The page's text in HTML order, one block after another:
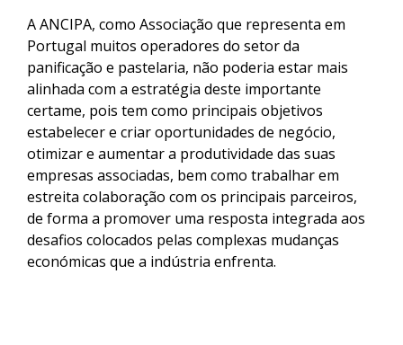
A ANCIPA, como Associação que representa em
Portugal muitos operadores do setor da
panificação e pastelaria, não poderia estar mais
alinhada com a estratégia deste importante
certame, pois tem como principais objetivos
estabelecer e criar oportunidades de negócio,
otimizar e aumentar a produtividade das suas
empresas associadas, bem como trabalhar em
estreita colaboração com os principais parceiros,
de forma a promover uma resposta integrada aos
desafios colocados pelas complexas mudanças
económicas que a indústria enfrenta.